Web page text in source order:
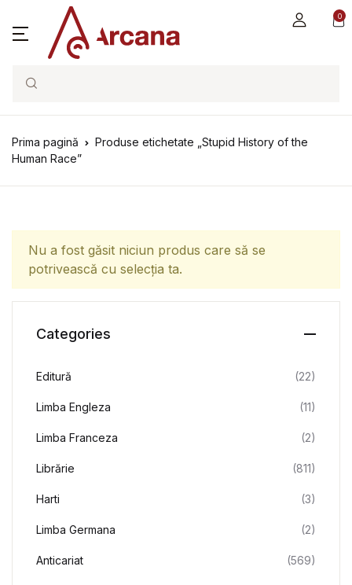
0
Search
Prima pagină
Produse etichetate „Stupid History of the
Human Race”
Nu a fost găsit niciun produs care să se
potrivească cu selecția ta.
Categories
Editură (22)
Limba Engleza (11)
Limba Franceza (2)
Librărie (811)
Harti (3)
Limba Germana (2)
Anticariat (569)